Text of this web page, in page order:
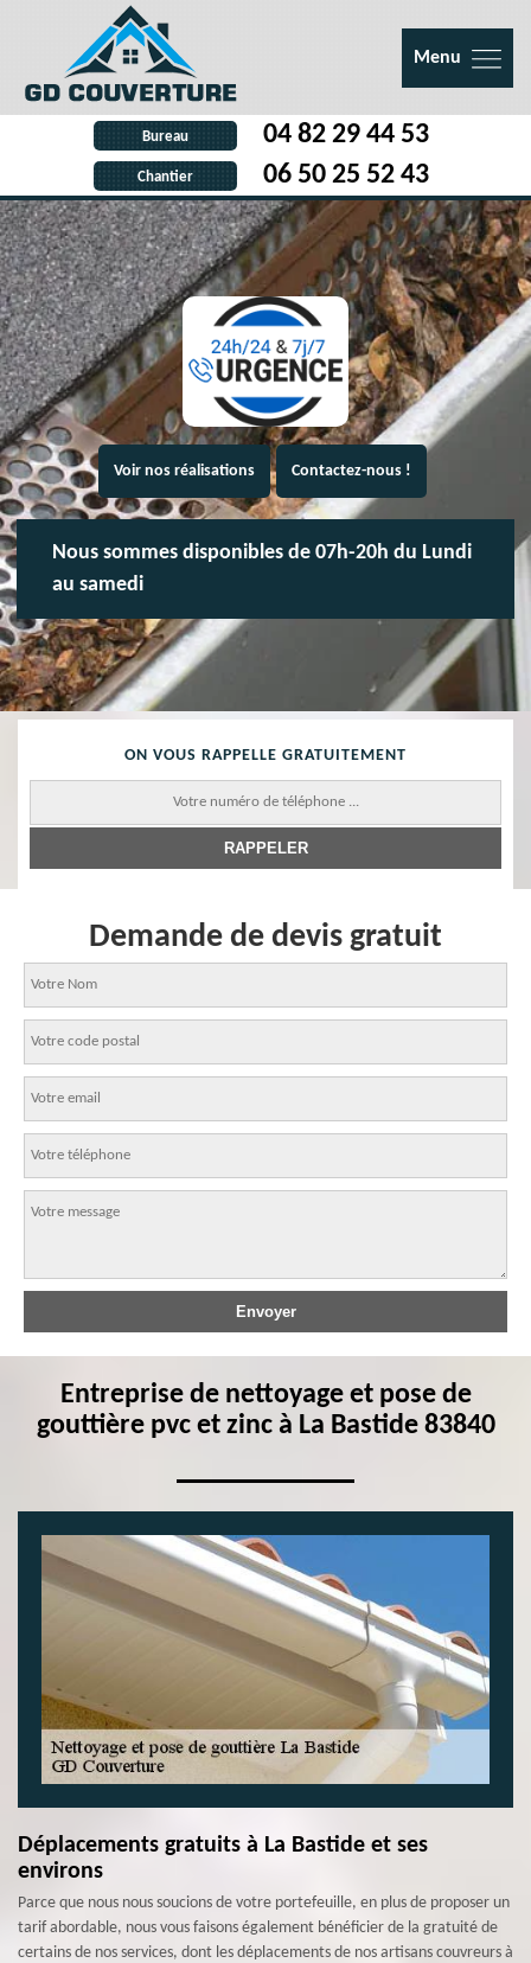
Menu
Bureau 04 82 29 44 53
Chantier 06 50 25 52 43
Voir nos réalisations Contactez-nous !
Nous sommes disponibles de 07h-20h du Lundi
au samedi
ON VOUS RAPPELLE GRATUITEMENT
Demande de devis gratuit
Entreprise de nettoyage et pose de
gouttière pvc et zinc à La Bastide 83840
Déplacements gratuits à La Bastide et ses
environs
Parce que nous nous soucions de votre portefeuille, en plus de proposer un
tarif abordable, nous vous faisons également bénéficier de la gratuité de
certains de nos services, dont les déplacements de nos artisans couvreurs à